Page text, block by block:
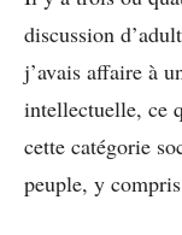
discussion
j’avais affaire à
intellectuelle, ce
cette catégorie
peuple, y